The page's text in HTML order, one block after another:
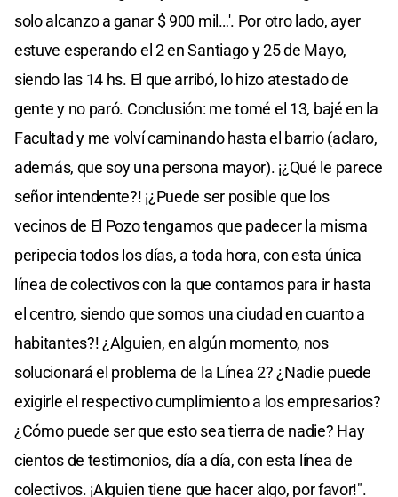
solo alcanzo a ganar $ 900 mil…'. Por otro lado, ayer
estuve esperando el 2 en Santiago y 25 de Mayo,
siendo las 14 hs. El que arribó, lo hizo atestado de
gente y no paró. Conclusión: me tomé el 13, bajé en la
Facultad y me volví caminando hasta el barrio (aclaro,
además, que soy una persona mayor). ¡¿Qué le parece
señor intendente?! ¡¿Puede ser posible que los
vecinos de El Pozo tengamos que padecer la misma
peripecia todos los días, a toda hora, con esta única
línea de colectivos con la que contamos para ir hasta
el centro, siendo que somos una ciudad en cuanto a
habitantes?! ¿Alguien, en algún momento, nos
solucionará el problema de la Línea 2? ¿Nadie puede
exigirle el respectivo cumplimiento a los empresarios?
¿Cómo puede ser que esto sea tierra de nadie? Hay
cientos de testimonios, día a día, con esta línea de
colectivos. ¡Alguien tiene que hacer algo, por favor!".